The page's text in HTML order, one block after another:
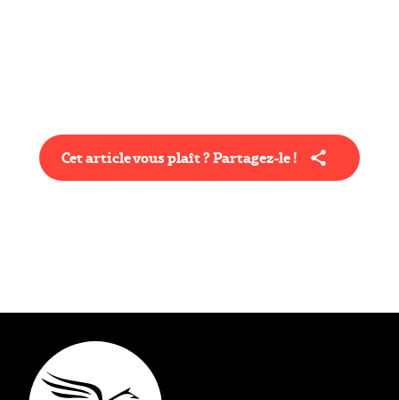
Cet article vous plaît ? Partagez-le !